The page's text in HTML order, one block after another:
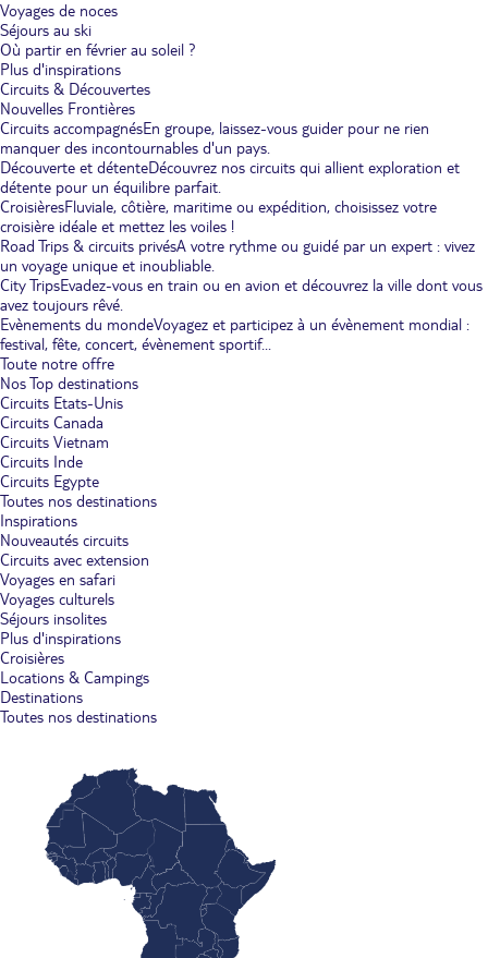
Voyages de noces
Séjours au ski
Où partir en février au soleil ?
Plus d'inspirations
Circuits & Découvertes
Nouvelles Frontières
Circuits accompagnésEn groupe, laissez-vous guider pour ne rien
manquer des incontournables d'un pays.
Découverte et détenteDécouvrez nos circuits qui allient exploration et
détente pour un équilibre parfait.
CroisièresFluviale, côtière, maritime ou expédition, choisissez votre
croisière idéale et mettez les voiles !
Road Trips & circuits privésA votre rythme ou guidé par un expert : vivez
un voyage unique et inoubliable.
City TripsEvadez-vous en train ou en avion et découvrez la ville dont vous
avez toujours rêvé.
Evènements du mondeVoyagez et participez à un évènement mondial :
festival, fête, concert, évènement sportif...
Toute notre offre
Nos Top destinations
Circuits Etats-Unis
Circuits Canada
Circuits Vietnam
Circuits Inde
Circuits Egypte
Toutes nos destinations
Inspirations
Nouveautés circuits
Circuits avec extension
Voyages en safari
Voyages culturels
Séjours insolites
Plus d'inspirations
Croisières
Locations & Campings
Destinations
Toutes nos destinations